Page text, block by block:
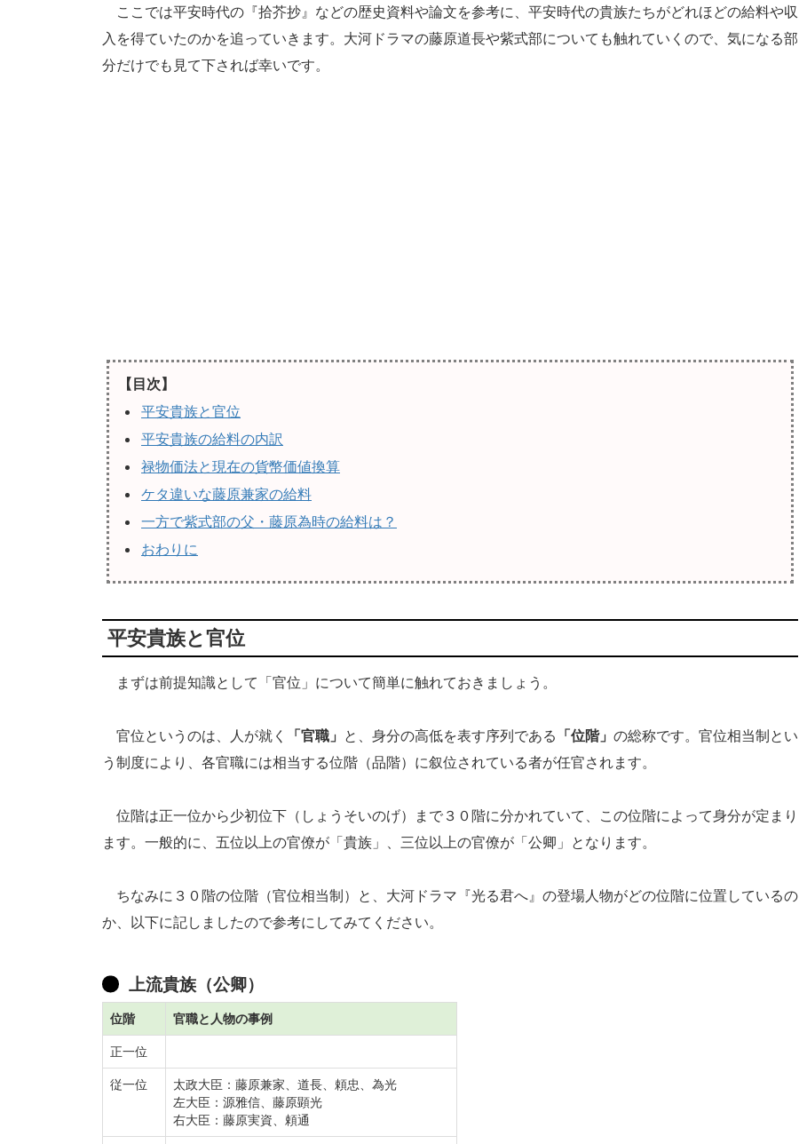
ここでは平安時代の『拾芥抄』などの歴史資料や論文を参考に、平安時代の貴族たちがどれほどの給料や収
入を得ていたのかを追っていきます。大河ドラマの藤原道長や紫式部についても触れていくので、気になる部
分だけでも見て下されば幸いです。
【目次】
平安貴族と官位
平安貴族の給料の内訳
禄物価法と現在の貨幣価値換算
ケタ違いな藤原兼家の給料
一方で紫式部の父・藤原為時の給料は？
おわりに
平安貴族と官位
まずは前提知識として「官位」について簡単に触れておきましょう。
官位というのは、人が就く 「官職」 と、身分の高低を表す序列である 「位階」 の総称です。官位相当制とい
う制度により、各官職には相当する位階（品階）に叙位されている者が任官されます。
位階は正一位から少初位下（しょうそいのげ）まで３０階に分かれていて、この位階によって身分が定まり
ます。一般的に、五位以上の官僚が「貴族」、三位以上の官僚が「公卿」となります。
ちなみに３０階の位階（官位相当制）と、大河ドラマ『光る君へ』の登場人物がどの位階に位置しているの
か、以下に記しましたので参考にしてみてください。
上流貴族（公卿）
位階 官職と人物の事例
正一位
従一位
太政大臣：藤原兼家、道長、頼忠、為光
左大臣：源雅信、藤原顕光
右大臣：藤原実資、頼通